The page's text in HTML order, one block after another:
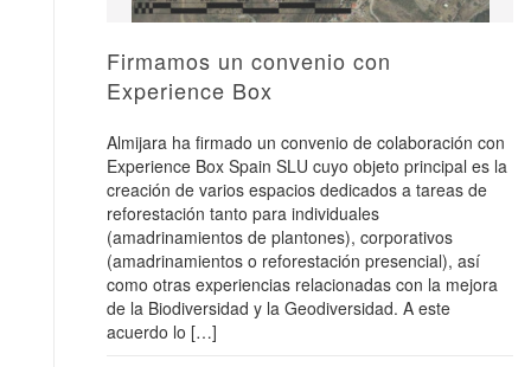
Firmamos un convenio con
Experience Box
Almijara ha firmado un convenio de colaboración con
Experience Box Spain SLU cuyo objeto principal es la
creación de varios espacios dedicados a tareas de
reforestación tanto para individuales
(amadrinamientos de plantones), corporativos
(amadrinamientos o reforestación presencial), así
como otras experiencias relacionadas con la mejora
de la Biodiversidad y la Geodiversidad. A este
acuerdo lo […]